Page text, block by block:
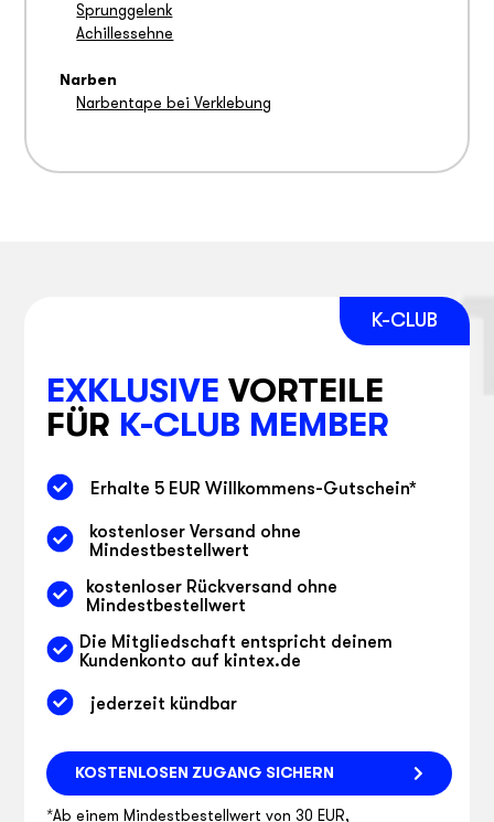
Sprunggelenk
Achillessehne
Narben
Narbentape bei Verklebung
EXKLUSIVE VORTEILE
FÜR K-CLUB MEMBER
Erhalte 5 EUR Willkommens-Gutschein*
kostenloser Versand ohne
Mindestbestellwert
kostenloser Rückversand ohne
Mindestbestellwert
Die Mitgliedschaft entspricht deinem
Kundenkonto auf kintex.de
jederzeit kündbar
KOSTENLOSEN ZUGANG SICHERN
*Ab einem Mindestbestellwert von 30 EUR,